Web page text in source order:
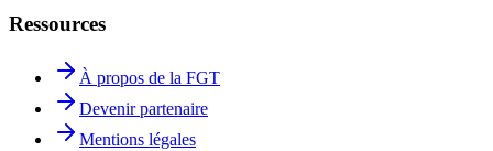
Ressources
À propos de la FGT
Devenir partenaire
Mentions légales